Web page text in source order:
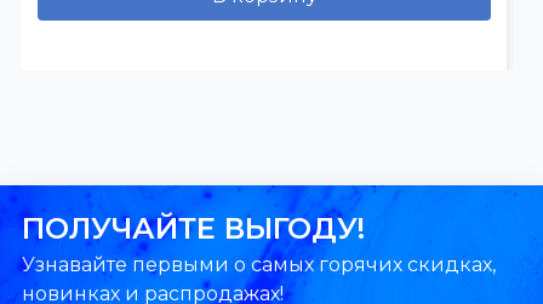
ПОЛУЧАЙТЕ ВЫГОДУ!
Узнавайте первыми о самых горячих скидках,
новинках и распродажах!